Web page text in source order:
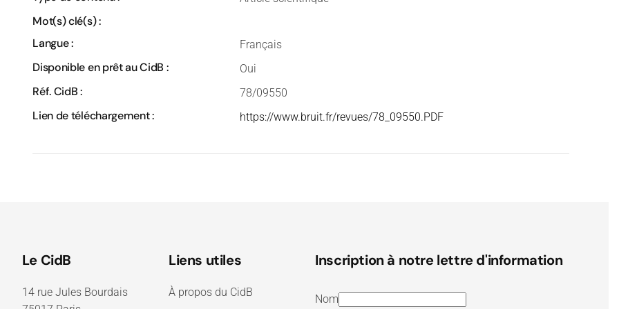
Mot(s) clé(s) :
Langue :
Français
Disponible en prêt au CidB : Oui
Réf. CidB : 78/09550
Lien de téléchargement : https://www.bruit.fr/revues/78_09550.PDF
Le CidB
14 rue Jules Bourdais
Liens utiles
À propos du CidB
Inscription à notre lettre d'information
Nom